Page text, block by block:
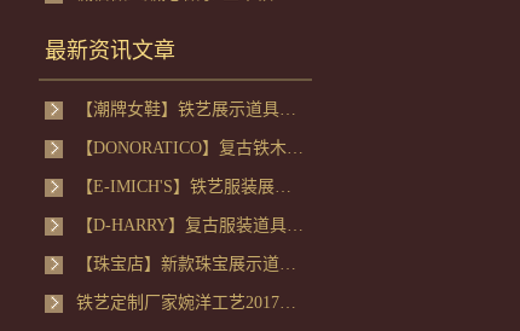
最新资讯文章
【潮牌女鞋】铁艺展示道具定制案例
【DONORATICO】复古铁木组合服装道具定制案例
【E-IMICH'S】铁艺服装展示道具定制案例
【D-HARRY】复古服装道具定制案例
【珠宝店】新款珠宝展示道具定制
铁艺定制厂家婉洋工艺2017年终总结大会